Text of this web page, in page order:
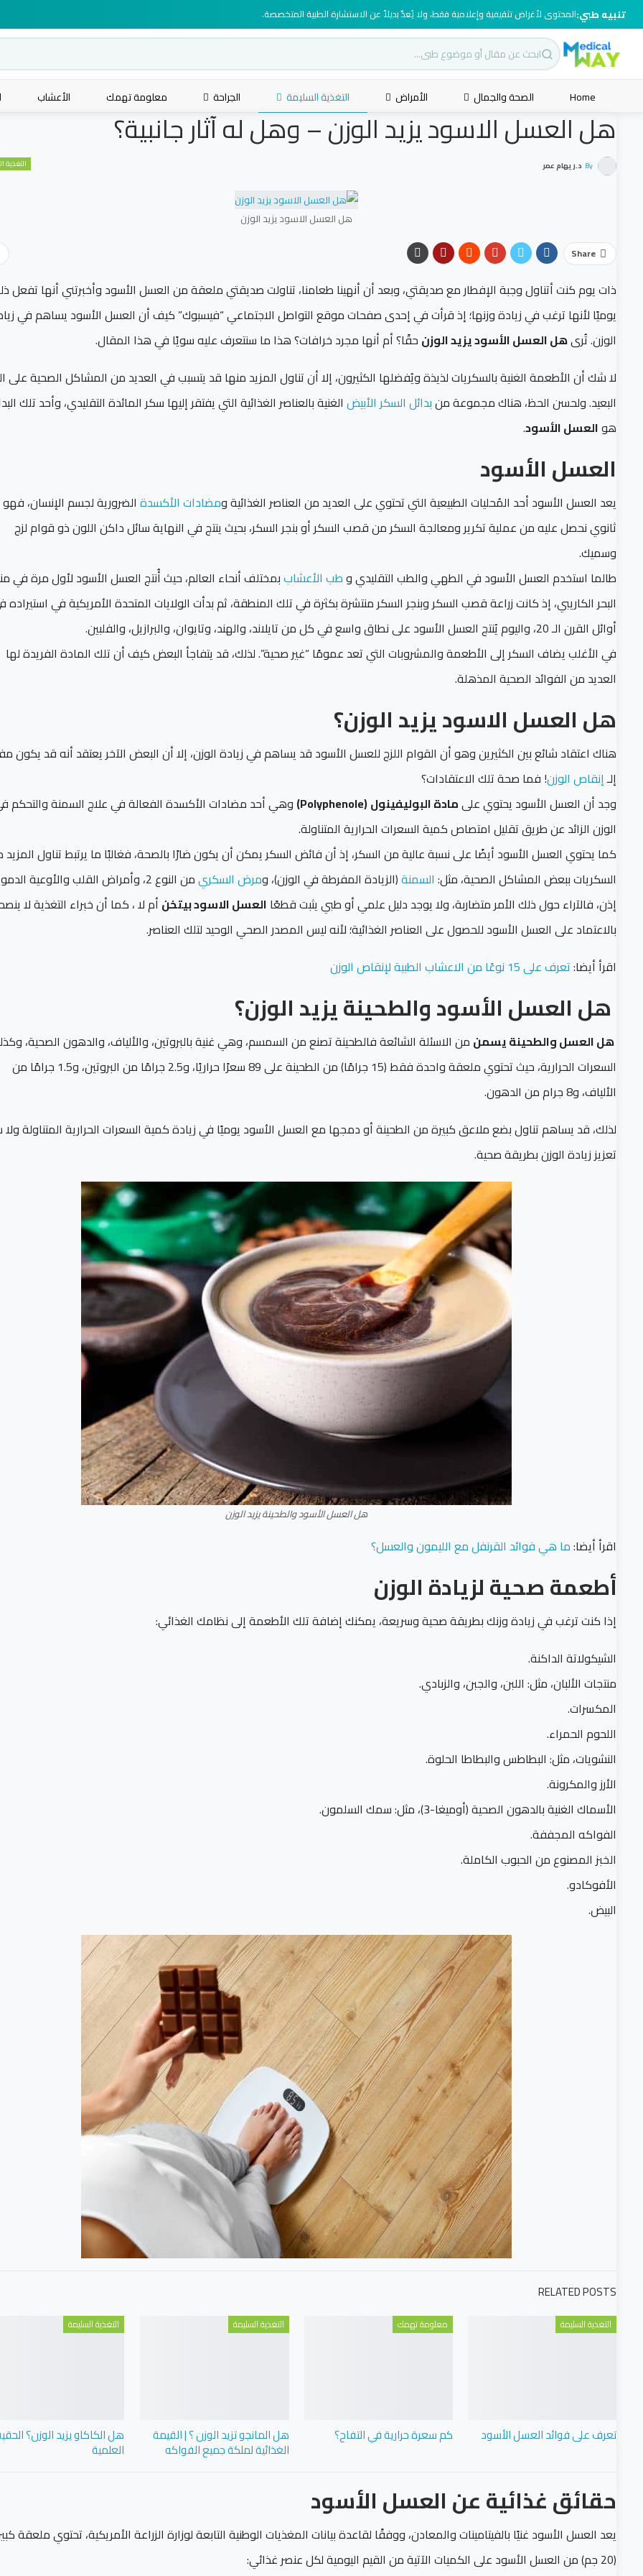
تنبيه طبي:المحتوى لأغراض تثقيفية وإعلامية فقط، ولا يُعدّ بديلاً عن الاستشارة الطبية المتخصصة.
Home الصحة والجمال الأمراض التغذية السليمة الجراحة معلومة تهمك الأعشاب
هل العسل الاسود يزيد الوزن – وهل له آثار جانبية؟
التغذية By د.ريهام عمر
هل العسل الاسود يزيد الوزن
Share
ذات يوم كنت أتناول وجبة الإفطار مع صديقتي، وبعد أن أنهينا طعامنا، تناولت صديقتي ملعقة من العسل الأسود وأخبرتني أنها تفعل
يوميًا لأنها ترغب في زيادة وزنها؛ إذ قرأت في إحدى صفحات موقع التواصل الاجتماعي “فيسبوك” كيف أن العسل الأسود يساهم في
الوزن. تُرىهل العسل الأسود يزيد الوزن حقًا؟ أم أنها مجرد خرافات؟ هذا ما سنتعرف عليه سويًا في هذا المقال.
لا شك أن الأطعمة الغنية بالسكريات لذيذة ويُفضلها الكثيرون، إلا أن تناول المزيد منها قد يتسبب في العديد من المشاكل الصحية على
البعيد. ولحسن الحظ، هناك مجموعة منبدائل السكر الأبيض الغنية بالعناصر الغذائية التي يفتقر إليها سكر المائدة التقليدي، وأحد تلك
هوالعسل الأسود.
العسل الأسود
يعد العسل الأسود أحد المُحليات الطبيعية التي تحتوي على العديد من العناصر الغذائية ومضادات الأكسدة الضرورية لجسم الإنسان،
ثانوي نحصل عليه من عملية تكرير ومعالجة السكر من قصب السكر أو بنجر السكر، بحيث ينتج في النهاية سائل داكن اللون ذو قوام لزج
وسميك.
طالما استخدم العسل الأسود في الطهي والطب التقليدي وطب الأعشاببمختلف أنحاء العالم، حيث أُنتج العسل الأسود لأول مرة في
البحر الكاريبي، إذ كانت زراعة قصب السكر وبنجر السكر منتشرة بكثرة في تلك المنطقة، ثم بدأت الولايات المتحدة الأمريكية في استيراده
أوائل القرن الـ 20، واليوم يُنتج العسل الأسود على نطاق واسع في كل من تايلاند، والهند، وتايوان، والبرازيل، والفلبين.
في الأغلب يضاف السكر إلى الأطعمة والمشروبات التي تعد عمومًا “غير صحية”. لذلك، قد يتفاجأ البعض كيف أن تلك المادة الفريدة لها
العديد من الفوائد الصحية المذهلة.
هل العسل الاسود يزيد الوزن؟
هناك اعتقاد شائع بين الكثيرين وهو أن القوام اللزج للعسل الأسود قد يساهم في زيادة الوزن، إلا أن البعض الآخر يعتقد أنه قد يكون
إلـإنقاص الوزن! فما صحة تلك الاعتقادات؟
وجد أن العسل الأسود يحتوي علىمادة البوليفينول(Polyphenole)
وهي أحد مضادات الأكسدة الفعالة في علاج السمنة والتحكم
الوزن الزائد عن طريق تقليل امتصاص كمية السعرات الحرارية المتناولة.
كما يحتوي العسل الأسود أيضًا على نسبة عالية من السكر، إذ أن فائض السكر يمكن أن يكون ضارًا بالصحة، فغالبًا ما يرتبط تناول
السكريات ببعض المشاكل الصحية، مثل: السمنة(الزيادة المفرطة في الوزن)، ومرض السكريمن النوع 2، وأمراض القلب والأوعية الدموية.
إذن، فالآراء حول ذلك الأمر متضاربة، ولا يوجد دليل علمي أو طبي يثبت قطعًا العسل الاسود بيتخن أم لا ، كما أن خبراء التغذية لا
بالاعتماد على العسل الأسود للحصول على العناصر الغذائية؛ لأنه ليس المصدر الصحي الوحيد لتلك العناصر.
اقرأ أيضا:تعرف على 15 نوعًا من الاعشاب الطبية لإنقاص الوزن
هل العسل الأسود والطحينة يزيد الوزن؟
هل العسل والطحينة يسمن من الاسئلة الشائعة فالطحينة تصنع من السمسم، وهي غنية بالبروتين، والألياف، والدهون الصحية،
السعرات الحرارية، حيث تحتوي ملعقة واحدة فقط (15 جرامًا) من الطحينة على 89 سعرًا حراريًا، و2.5 جرامًا من البروتين، و1.5 جرامًا من
الألياف، و8 جرام من الدهون.
لذلك، قد يساهم تناول بضع ملاعق كبيرة من الطحينة أو دمجها مع العسل الأسود يوميًا في زيادة كمية السعرات الحرارية المتناولة ولا
تعزيز زيادة الوزن بطريقة صحية.
هل العسل الأسود والطحينة يزيد الوزن
اقرأ أيضا:ما هي فوائد القرنفل مع الليمون والعسل؟
أطعمة صحية لزيادة الوزن
إذا كنت ترغب في زيادة وزنك بطريقة صحية وسريعة، يمكنك إضافة تلك الأطعمة إلى نظامك الغذائي:
الشيكولاتة الداكنة.
منتجات الألبان، مثل: اللبن، والجبن، والزبادي.
المكسرات.
اللحوم الحمراء.
النشويات، مثل: البطاطس والبطاطا الحلوة.
الأرز والمكرونة.
الأسماك الغنية بالدهون الصحية (أوميغا-3)، مثل: سمك السلمون.
الفواكه المجففة.
الخبز المصنوع من الحبوب الكاملة.
الأفوكادو.
البيض.
RELATED POSTS
التغذية السليمة
تعرف على فوائد العسل الأسود
معلومة تهمك
كم سعرة حرارية في التفاح؟
التغذية السليمة
هل المانجو تزيد الوزن ؟ | القيمة
الغذائية لملكة جميع الفواكه
التغذية السليمة
هل الكاكاو يزيد الوزن؟
العلمية
حقائق غذائية عن العسل الأسود
يعد العسل الأسود غنيًا بالفيتامينات والمعادن، ووفقًا لقاعدة بيانات المغذيات الوطنية التابعة لوزارة الزراعة الأمريكية، تحتوي ملعقة
(20 جم) من العسل الأسود على الكميات الآتية من القيم اليومية لكل عنصر غذائي: